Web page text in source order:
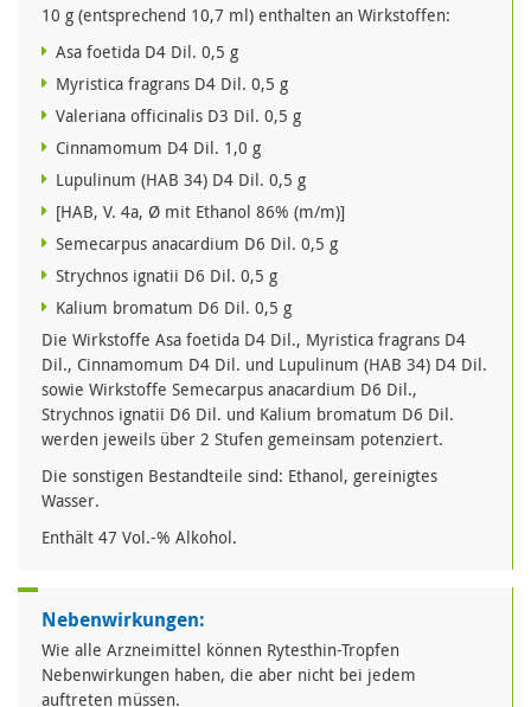
10 g (entsprechend 10,7 ml) enthalten an Wirkstoffen:
Asa foetida D4 Dil. 0,5 g
Myristica fragrans D4 Dil. 0,5 g
Valeriana officinalis D3 Dil. 0,5 g
Cinnamomum D4 Dil. 1,0 g
Lupulinum (HAB 34) D4 Dil. 0,5 g
[HAB, V. 4a, Ø mit Ethanol 86% (m/m)]
Semecarpus anacardium D6 Dil. 0,5 g
Strychnos ignatii D6 Dil. 0,5 g
Kalium bromatum D6 Dil. 0,5 g
Die Wirkstoffe Asa foetida D4 Dil., Myristica fragrans D4
Dil., Cinnamomum D4 Dil. und Lupulinum (HAB 34) D4 Dil.
sowie Wirkstoffe Semecarpus anacardium D6 Dil.,
Strychnos ignatii D6 Dil. und Kalium bromatum D6 Dil.
werden jeweils über 2 Stufen gemeinsam potenziert.
Die sonstigen Bestandteile sind: Ethanol, gereinigtes
Wasser.
Enthält 47 Vol.-% Alkohol.
Nebenwirkungen:
Wie alle Arzneimittel können Rytesthin-Tropfen
Nebenwirkungen haben, die aber nicht bei jedem
auftreten müssen.